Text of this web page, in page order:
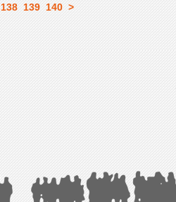
138 139 140 >